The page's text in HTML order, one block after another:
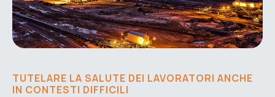
TUTELARE LA SALUTE DEI LAVORATORI ANCHE
IN CONTESTI DIFFICILI